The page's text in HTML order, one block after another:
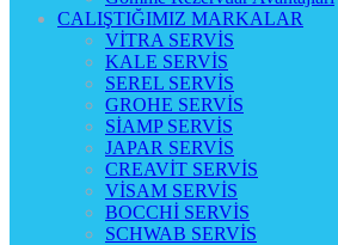
CALIŞTIĞIMIZ MARKALAR
VİTRA SERVİS
KALE SERVİS
SEREL SERVİS
GROHE SERVİS
SİAMP SERVİS
JAPAR SERVİS
CREAVİT SERVİS
VİSAM SERVİS
BOCCHİ SERVİS
SCHWAB SERVİS